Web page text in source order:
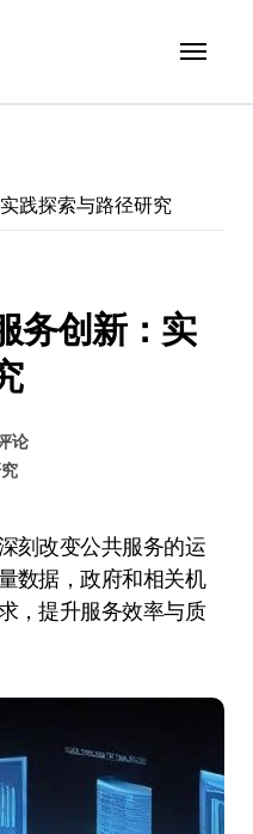
践探索与路径研究
务创新：实
论
数据，政府和相关机
，提升服务效率与质